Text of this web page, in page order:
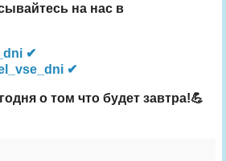
на нас в
✔
✔
о том что будет завтра!💪